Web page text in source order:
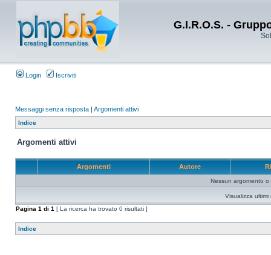
G.I.R.O.S. -
Login Iscriviti
Messaggi senza risposta | Argomenti attivi
Indice
Argomenti attivi
Argomenti Autore
Nessun argomento o
Visualizza ultimi
Pagina 1 di 1 [ La ricerca ha trovato 0 risultati ]
Indice